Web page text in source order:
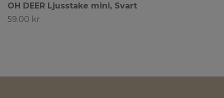
OH DEER Ljusstake mini, Svart
59.00 kr